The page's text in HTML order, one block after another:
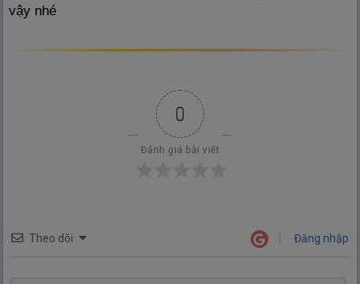
vậy nhé
0
Đánh giá bài viết
Theo dõi Đăng nhập